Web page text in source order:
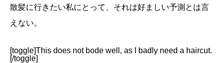
散髪に行きたい私にとって、それは好ましい予測とは言
えない。
[toggle]This does not bode well, as I badly need a haircut.
[/toggle]